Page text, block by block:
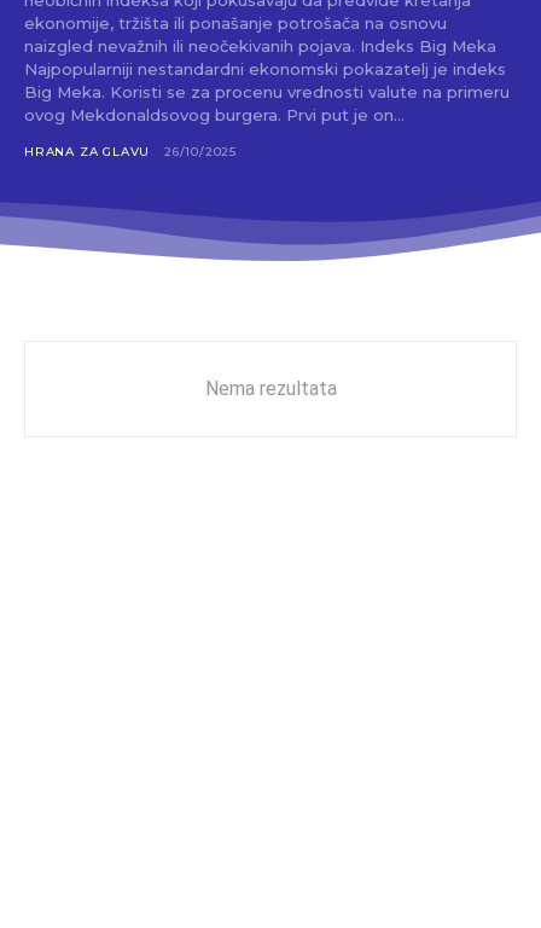
ekonomije, tržišta ili ponašanje potrošača na osnovu
naizgled nevažnih ili neočekivanih pojava. Indeks Big Meka
Najpopularniji nestandardni ekonomski pokazatelj je indeks
Big Meka. Koristi se za procenu vrednosti valute na primeru
ovog Mekdonaldsovog burgera. Prvi put je on...
HRANA ZA GLAVU 26/10/2025
Nema rezultata